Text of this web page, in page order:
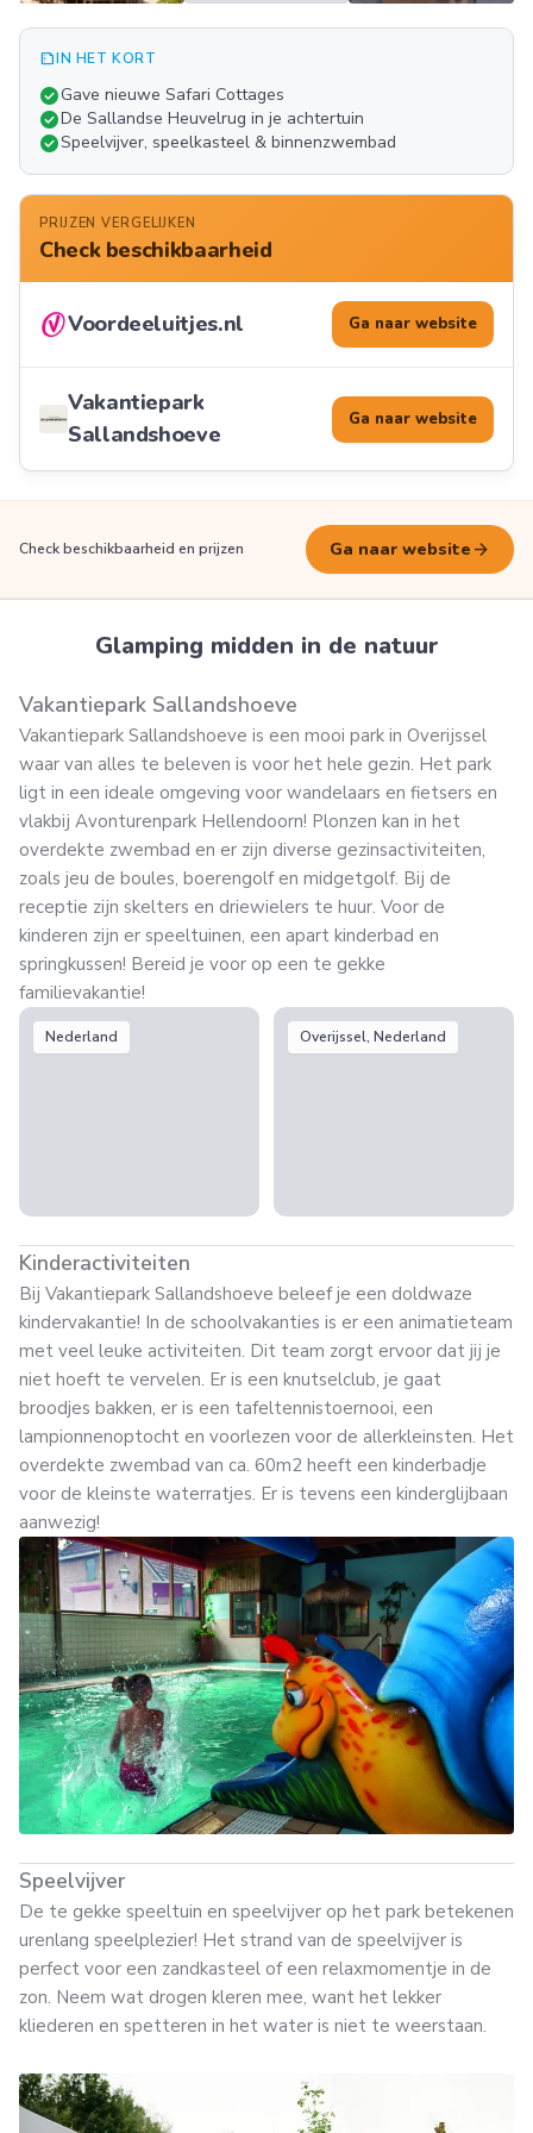
play_arrow
summarizeIN HET KORT
check_circleGave nieuwe Safari Cottages
check_circleDe Sallandse Heuvelrug in je achtertuin
check_circleSpeelvijver, speelkasteel & binnenzwembad
PRIJZEN VERGELIJKEN
Check beschikbaarheid
Voordeeluitjes.nl Ga naar website
Vakantiepark
Sallandshoeve
Ga naar website
Check beschikbaarheid en prijzen Ga naar website arrow_forward
Glamping midden in de natuur
Vakantiepark Sallandshoeve
Vakantiepark Sallandshoeve is een mooi park in Overijssel
waar van alles te beleven is voor het hele gezin. Het park
ligt in een ideale omgeving voor wandelaars en fietsers en
vlakbij Avonturenpark Hellendoorn! Plonzen kan in het
overdekte zwembad en er zijn diverse gezinsactiviteiten,
zoals jeu de boules, boerengolf en midgetgolf. Bij de
receptie zijn skelters en driewielers te huur. Voor de
kinderen zijn er speeltuinen, een apart kinderbad en
springkussen! Bereid je voor op een te gekke
familievakantie!
Nederland Overijssel, Nederland
Kinderactiviteiten
Bij Vakantiepark Sallandshoeve beleef je een doldwaze
kindervakantie! In de schoolvakanties is er een animatieteam
met veel leuke activiteiten. Dit team zorgt ervoor dat jij je
niet hoeft te vervelen. Er is een knutselclub, je gaat
broodjes bakken, er is een tafeltennistoernooi, een
lampionnenoptocht en voorlezen voor de allerkleinsten. Het
overdekte zwembad van ca. 60m2 heeft een kinderbadje
voor de kleinste waterratjes. Er is tevens een kinderglijbaan
aanwezig!
Speelvijver
De te gekke speeltuin en speelvijver op het park betekenen
urenlang speelplezier! Het strand van de speelvijver is
perfect voor een zandkasteel of een relaxmomentje in de
zon. Neem wat drogen kleren mee, want het lekker
kliederen en spetteren in het water is niet te weerstaan.